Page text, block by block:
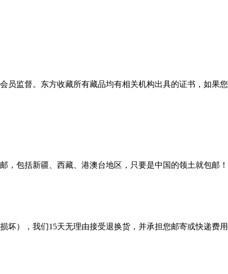
员监督。东方收藏所有藏品均有相关机构出具的证书，如果
，包括新疆、西藏、港澳台地区，只要是中国的领土就包邮
坏），我们15天无理由接受退换货，并承担您邮寄或快递费